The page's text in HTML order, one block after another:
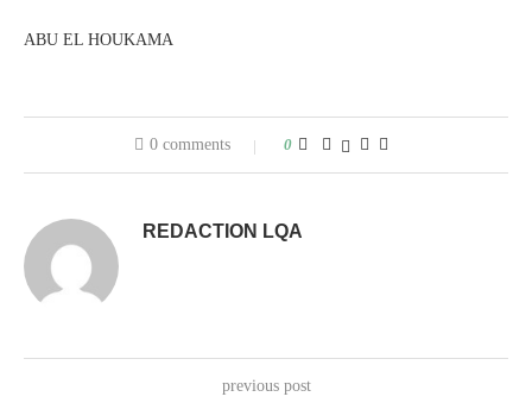
ABU EL HOUKAMA
0 comments 0
REDACTION LQA
previous post